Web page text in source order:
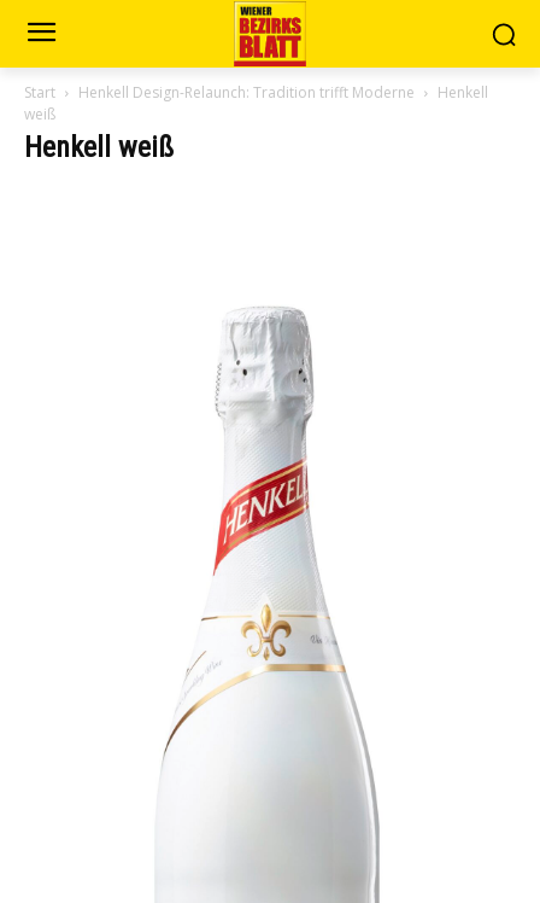
Start Henkell Design-Relaunch: Tradition trifft Moderne
Henkell
weiß
Henkell weiß